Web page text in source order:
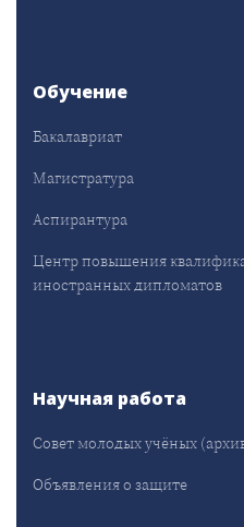
Обучение
Бакалавриат
Магистратура
Аспирантура
Центр повышения
иностранных дипломатов
Научная работа
Совет молодых учёных
Объявления о защите